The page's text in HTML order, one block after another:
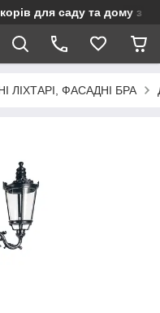
для саду та дому з
ЛІХТАРІ, ФАСАДНІ БРА